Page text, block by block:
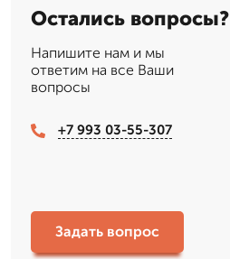
Остались вопросы?
Напишите нам и мы
ответим на все Ваши
вопросы
+7 993 03-55-307
Задать вопрос